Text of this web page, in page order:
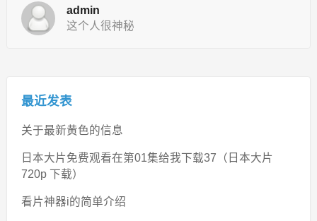
admin
这个人很神秘
最近发表
关于最新黄色的信息
日本大片免费观看在第01集给我下载37（日本大片
720p 下载）
看片神器i的简单介绍